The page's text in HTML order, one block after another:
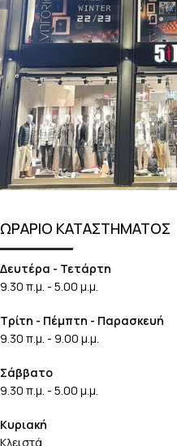
ΩΡΑΡΙΟ ΚΑΤΑΣΤΗΜΑΤΟΣ
Δευτέρα - Τετάρτη
9.30 π.μ. - 5.00 μ.μ.
Τρίτη - Πέμπτη - Παρασκευή
9.30 π.μ. - 9.00 μ.μ.
Σάββατο
9.30 π.μ. - 5.00 μ.μ.
Κυριακή
Κλειστά